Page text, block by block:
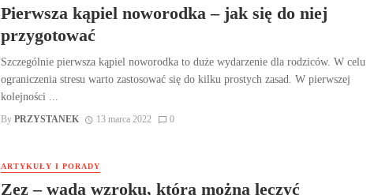
Pierwsza kąpiel noworodka – jak się do niej
przygotować
Szczególnie pierwsza kąpiel noworodka to duże wydarzenie dla rodziców. W celu
ograniczenia stresu warto zastosować się do kilku prostych zasad. W pierwszej
kolejności ...
By PRZYSTANEK 13 marca 2022 0
ARTYKUŁY I PORADY
Zez – wada wzroku, którą można leczyć